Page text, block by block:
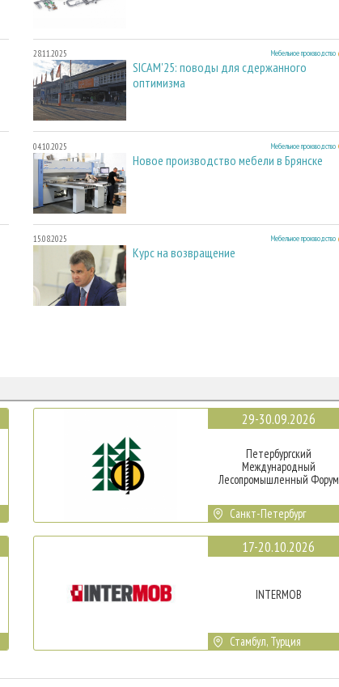
28.11.2025 Мебельное производство
SICAM'25: поводы для сдержанного
оптимизма
04.10.2025 Мебельное производство
Новое производство мебели в Брянске
15.08.2025 Мебельное производство
Курс на возвращение
29-30.09.2026
Петербургский
Международный
Лесопромышленный Форум
Санкт-Петербург
17-20.10.2026
INTERMOB
Стамбул, Турция